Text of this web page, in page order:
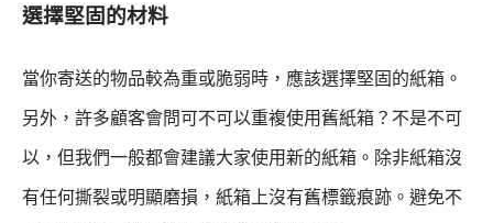
選擇堅固的材料
當你寄送的物品較為重或脆弱時，應該選擇堅固的紙箱。
另外，許多顧客會問可不可以重複使用舊紙箱？不是不可
以，但我們一般都會建議大家使用新的紙箱。除非紙箱沒
有任何撕裂或明顯磨損，紙箱上沒有舊標籤痕跡。避免不